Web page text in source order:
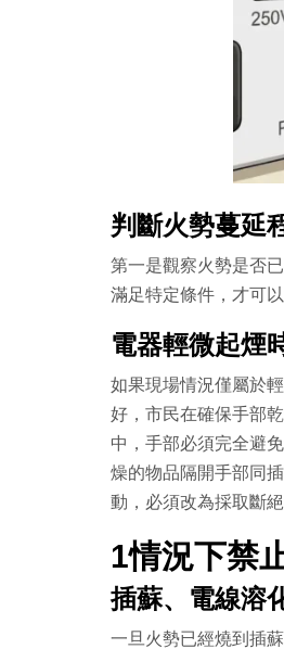
判斷火勢蔓延
第一是觀察火勢是否
滿足特定條件，才可
電器輕微起煙
如果現場情況僅屬於
好，市民在確保手部
中，手部必須完全避
燥的物品隔開手部同
動，必須改為採取斷
1情況下禁
插蘇、電線溶
一旦火勢已經燒到插